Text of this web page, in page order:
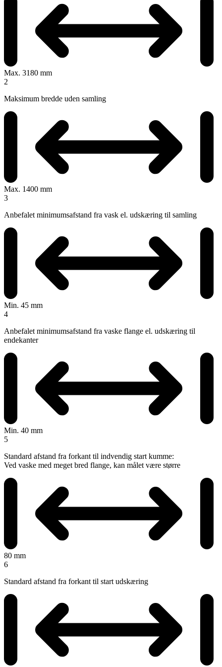
Max. 3180 mm
2
Maksimum bredde uden samling
Max. 1400 mm
3
Anbefalet minimumsafstand fra vask el. udskæring til samling
Min. 45 mm
4
Anbefalet minimumsafstand fra vaske flange el. udskæring til
endekanter
Min. 40 mm
5
Standard afstand fra forkant til indvendig start kumme:
Ved vaske med meget bred flange, kan målet være større
80 mm
6
Standard afstand fra forkant til start udskæring